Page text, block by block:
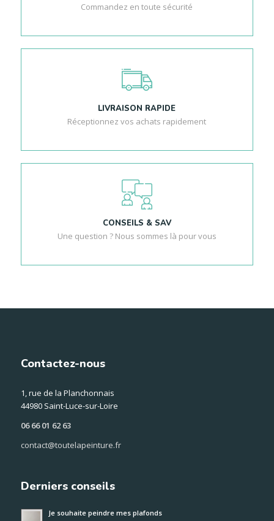
Commandez en toute sécurité
LIVRAISON RAPIDE
Réceptionnez vos achats rapidement
CONSEILS & SAV
Une question ? Nous sommes là pour vous
Contactez-nous
1, rue de la Planchonnais
44980 Saint-Luce-sur-Loire
06 66 01 62 63
contact@toutelapeinture.fr
Derniers conseils
Je souhaite peindre mes plafonds